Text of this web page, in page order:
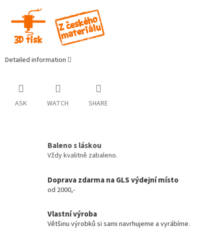
Detailed information
ASK WATCH SHARE
Baleno s láskou
Vždy kvalitně zabaleno.
Doprava zdarma na GLS výdejní místo
od 2000,-
Vlastní výroba
Většinu výrobků si sami navrhujeme a vyrábíme.